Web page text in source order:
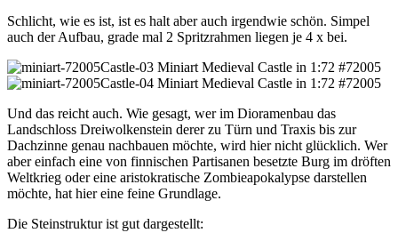
Schlicht, wie es ist, ist es halt aber auch irgendwie schön. Simpel
auch der Aufbau, grade mal 2 Spritzrahmen liegen je 4 x bei.
Und das reicht auch. Wie gesagt, wer im Dioramenbau das
Landschloss Dreiwolkenstein derer zu Türn und Traxis bis zur
Dachzinne genau nachbauen möchte, wird hier nicht glücklich. Wer
aber einfach eine von finnischen Partisanen besetzte Burg im dröften
Weltkrieg oder eine aristokratische Zombieapokalypse darstellen
möchte, hat hier eine feine Grundlage.
Die Steinstruktur ist gut dargestellt: